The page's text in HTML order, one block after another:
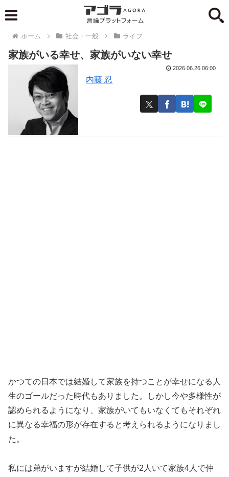
ホーム 社会・一般 ライフ
家族がいる幸せ、家族がいない幸せ
内藤 忍
2026.06.26 06:00
かつての日本では結婚して家族を持つことが幸せになる人
生のゴールだった時代もありました。しかし今や多様性が
認められるようになり、家族がいてもいなくてもそれぞれ
に異なる幸福の形が存在すると考えられるようになりまし
た。
私には弟がいますが結婚して子供が2人いて家族4人で仲